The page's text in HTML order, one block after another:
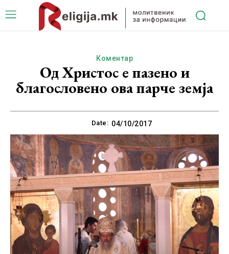
Коментар
Од Христос е пазено и
благословено ова парче земја
Date: 04/10/2017